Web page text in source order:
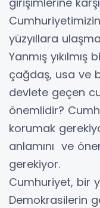
Cumhuriyetimizin
yüzyıllara
Yanmış
çağdaş, usa ve
devlete geçen
önemlidir?
korumak
anlamını ve
gerekiyor.
Cumhuriyet, bir
Demokrasilerin